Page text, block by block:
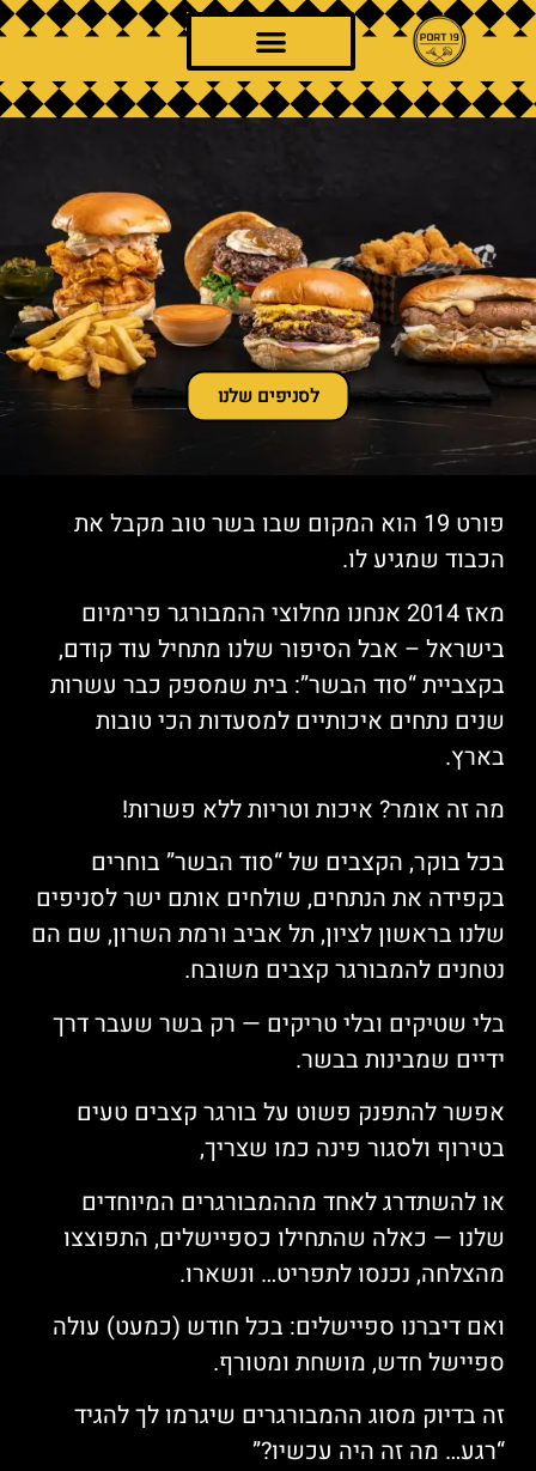
לסניפים שלנו
פורט 19 הוא המקום שבו בשר טוב מקבל את
הכבוד שמגיע לו.
מאז 2014 אנחנו מחלוצי ההמבורגר פרימיום
בישראל – אבל הסיפור שלנו מתחיל עוד קודם,
בקצביית “סוד הבשר”: בית שמספק כבר עשרות
שנים נתחים איכותיים למסעדות הכי טובות
בארץ.
מה זה אומר? איכות וטריות ללא פשרות!
בכל בוקר, הקצבים של “סוד הבשר” בוחרים
בקפידה את הנתחים, שולחים אותם ישר לסניפים
שלנו בראשון לציון, תל אביב ורמת השרון, שם הם
נטחנים להמבורגר קצבים משובח.
בלי שטיקים ובלי טריקים — רק בשר שעבר דרך
ידיים שמבינות בבשר.
אפשר להתפנק פשוט על בורגר קצבים טעים
בטירוף ולסגור פינה כמו שצריך,
או להשתדרג לאחד מההמבורגרים המיוחדים
שלנו — כאלה שהתחילו כספיישלים, התפוצצו
מהצלחה, נכנסו לתפריט… ונשארו.
ואם דיברנו ספיישלים: בכל חודש (כמעט) עולה
ספיישל חדש, מושחת ומטורף.
זה בדיוק מסוג ההמבורגרים שיגרמו לך להגיד
“רגע… מה זה היה עכשיו?”